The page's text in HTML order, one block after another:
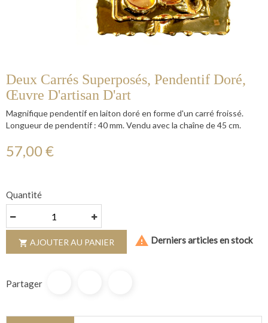
Deux Carrés Superposés, Pendentif Doré,
Œuvre D'artisan D'art
Magnifique pendentif en laiton doré en forme d'un carré froissé.
Longueur de pendentif : 40 mm. Vendu avec la chaîne de 45 cm.
57,00 €
Quantité
 AJOUTER AU PANIER  Derniers articles en stock
Partager